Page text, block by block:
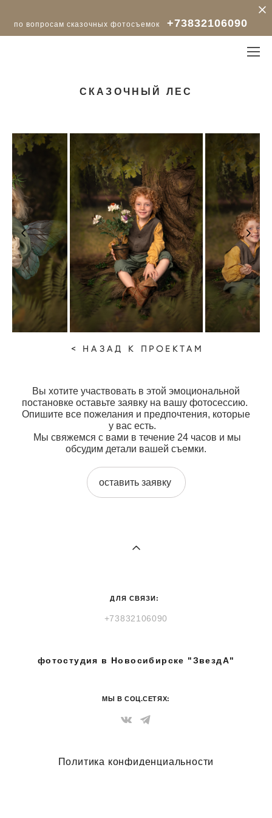
по вопросам сказочных фотосъемок +73832106090
СКАЗОЧНЫЙ ЛЕС
< НАЗАД К ПРОЕКТАМ
Вы хотите участвовать в этой эмоциональной
постановке оставьте заявку на вашу фотосессию.
Опишите все пожелания и предпочтения, которые
у вас есть.
Мы свяжемся с вами в течение 24 часов и мы
обсудим детали вашей съемки.
оставить заявку
ДЛЯ СВЯЗИ:
+73832106090
​фотостудия в Новосибирске "ЗвездА"
МЫ В СОЦ.СЕТЯХ:
Политика конфиденциальности